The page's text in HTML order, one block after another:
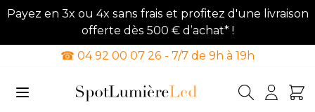
Payez en 3x ou 4x sans frais et profitez d'une livraison
offerte dès 500 € d’achat* !
☎ 04 92 00 07 26 - 7/7 de 9h à 19h